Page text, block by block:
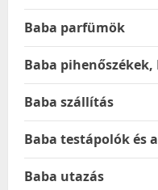
Baba parfümök
Baba
Baba szállítás
Baba testápolók és
Baba utazás